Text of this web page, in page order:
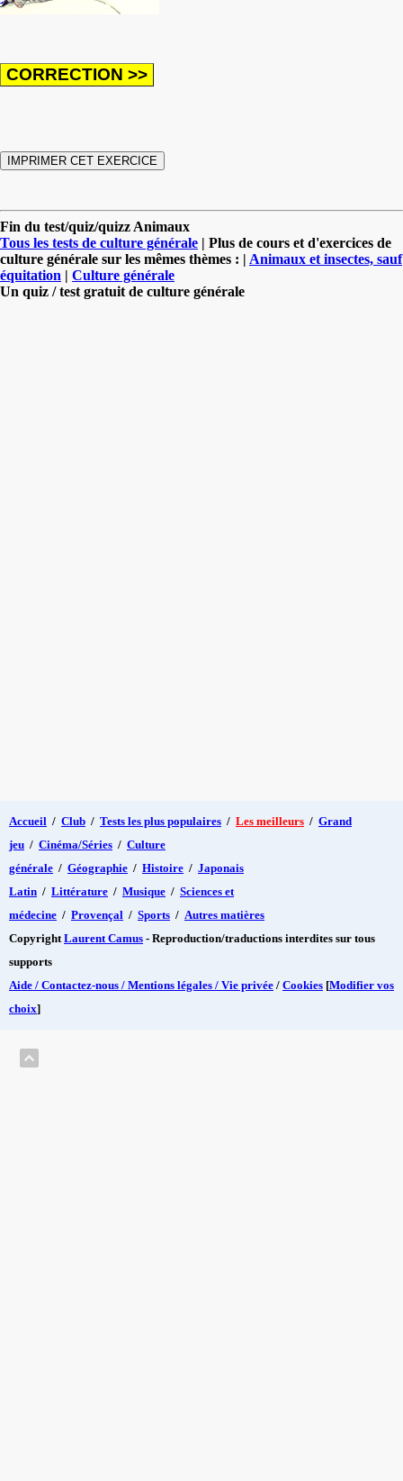
Fin du test/quiz/quizz Animaux
Tous les tests de culture générale | Plus de cours et d'exercices de
culture générale sur les mêmes thèmes : | Animaux et insectes, sauf
équitation | Culture générale
Un quiz / test gratuit de culture générale
Accueil / Club / Tests les plus populaires / Les meilleurs / Grand
jeu / Cinéma/Séries / Culture
générale / Géographie / Histoire / Japonais
Latin / Littérature / Musique / Sciences et
médecine / Provençal / Sports / Autres matières
CopyrightLaurent Camus - Reproduction/traductions interdites sur tous
supports
Aide / Contactez-nous / Mentions légales / Vie privée / Cookies [Modifier vos
choix]